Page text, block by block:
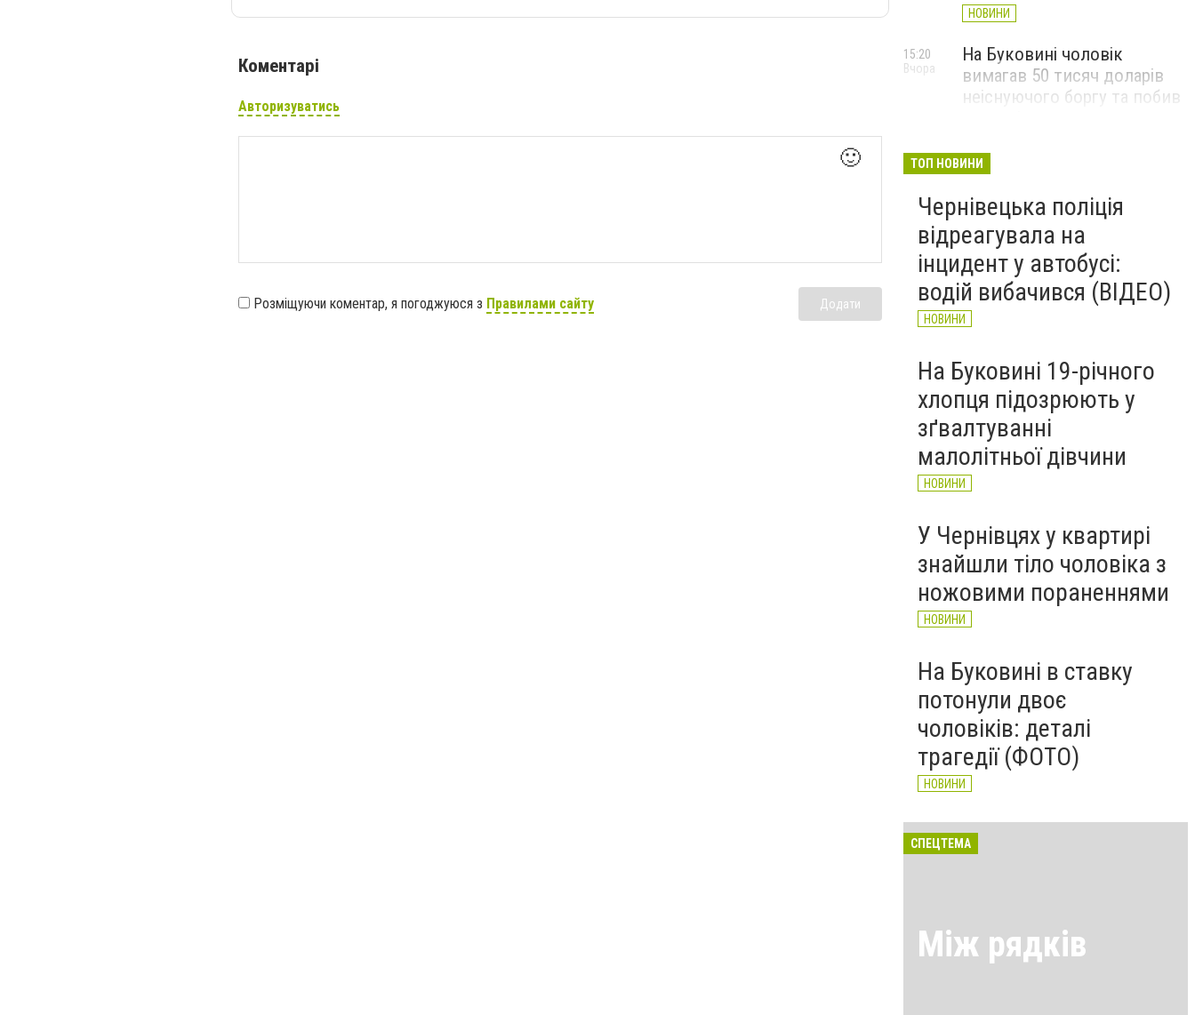
Коментарі
Авторизуватись
🙂
Розміщуючи коментар, я погоджуюся з Правилами сайту Додати
НОВИНИ
На Буковині чоловік
вимагав 50 тисяч доларів
неіснуючого боргу та побив
15:20
Вчора
повалене дерево і
порятунок собаки: як
минула доба для
рятувальників Буковини
НОВИНИ
Вчора
ТОП НОВИНИ
Чернівецька поліція
відреагувала на
інцидент у автобусі:
водій вибачився (ВІДЕО)
НОВИНИ
На Буковині 19-річного
хлопця підозрюють у
зґвалтуванні
малолітньої дівчини
НОВИНИ
У Чернівцях у квартирі
знайшли тіло чоловіка з
ножовими пораненнями
НОВИНИ
На Буковині в ставку
потонули двоє
чоловіків: деталі
трагедії (ФОТО)
НОВИНИ
СПЕЦТЕМА
Між рядків